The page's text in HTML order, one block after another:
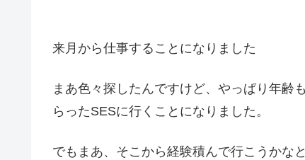
来月から仕事することになりました
まあ色々探したんですけど、やっぱり年齢
らったSESに行くことになりました。
でもまあ、そこから経験積んで行こうかな